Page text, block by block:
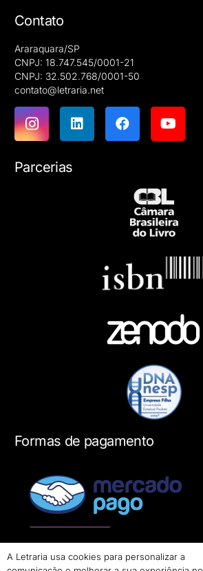
Contato
Araraquara/SP
CNPJ: 18.747.545/0001-21
CNPJ: 32.502.768/0001-50
contato@letraria.net
Parcerias
Formas de pagamento
A Letraria usa cookies para personalizar a